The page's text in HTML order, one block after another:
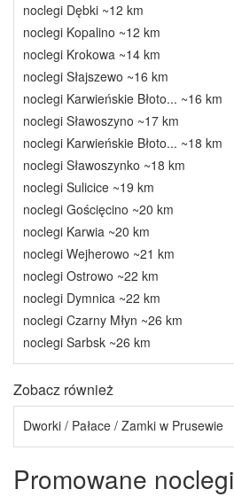
noclegi Dębki ~12 km
noclegi Kopalino ~12 km
noclegi Krokowa ~14 km
noclegi Słajszewo ~16 km
noclegi Karwieńskie Błoto... ~16 km
noclegi Sławoszyno ~17 km
noclegi Karwieńskie Błoto... ~18 km
noclegi Sławoszynko ~18 km
noclegi Sulicice ~19 km
noclegi Gościęcino ~20 km
noclegi Karwia ~20 km
noclegi Wejherowo ~21 km
noclegi Ostrowo ~22 km
noclegi Dymnica ~22 km
noclegi Czarny Młyn ~26 km
noclegi Sarbsk ~26 km
Zobacz również
Dworki / Pałace / Zamki w Prusewie
Promowane noclegi